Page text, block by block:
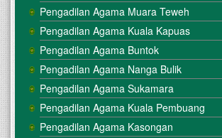
Pengadilan Agama Muara Teweh
Pengadilan Agama Kuala Kapuas
Pengadilan Agama Buntok
Pengadilan Agama Nanga Bulik
Pengadilan Agama Sukamara
Pengadilan Agama Kuala Pembuang
Pengadilan Agama Kasongan